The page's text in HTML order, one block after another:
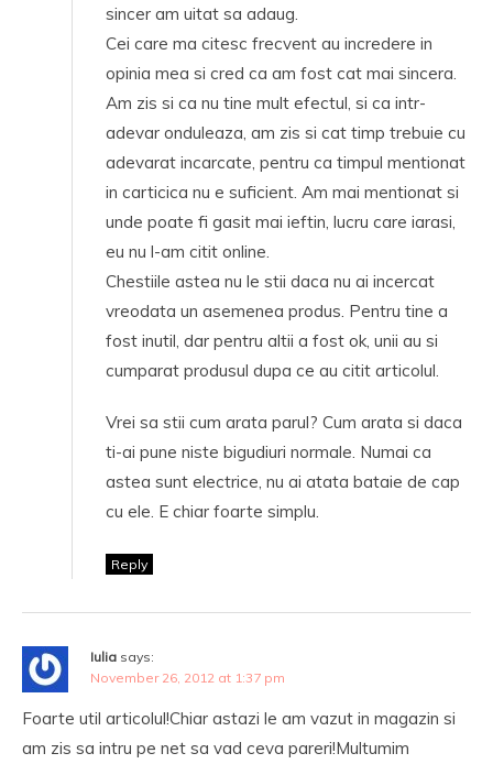
sincer am uitat sa adaug.
Cei care ma citesc frecvent au incredere in
opinia mea si cred ca am fost cat mai sincera.
Am zis si ca nu tine mult efectul, si ca intr-
adevar onduleaza, am zis si cat timp trebuie cu
adevarat incarcate, pentru ca timpul mentionat
in carticica nu e suficient. Am mai mentionat si
unde poate fi gasit mai ieftin, lucru care iarasi,
eu nu l-am citit online.
Chestiile astea nu le stii daca nu ai incercat
vreodata un asemenea produs. Pentru tine a
fost inutil, dar pentru altii a fost ok, unii au si
cumparat produsul dupa ce au citit articolul.
Vrei sa stii cum arata parul? Cum arata si daca
ti-ai pune niste bigudiuri normale. Numai ca
astea sunt electrice, nu ai atata bataie de cap
cu ele. E chiar foarte simplu.
Reply
Iulia says:
November 26, 2012 at 1:37 pm
Foarte util articolul!Chiar astazi le am vazut in magazin si
am zis sa intru pe net sa vad ceva pareri!Multumim